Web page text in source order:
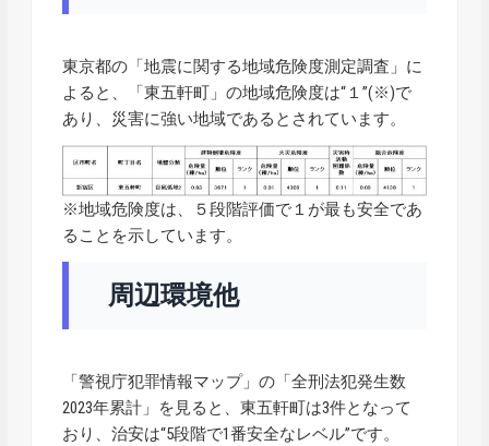
東京都の「地震に関する地域危険度測定調査」に
よると、「東五軒町」の地域危険度は“１”(※)で
あり、災害に強い地域であるとされています。
※地域危険度は、５段階評価で１が最も安全であ
ることを示しています。
周辺環境他
「警視庁犯罪情報マップ」の「全刑法犯発生数
2023年累計」を見ると、東五軒町は3件となって
おり、治安は“5段階で1番安全なレベル”です。